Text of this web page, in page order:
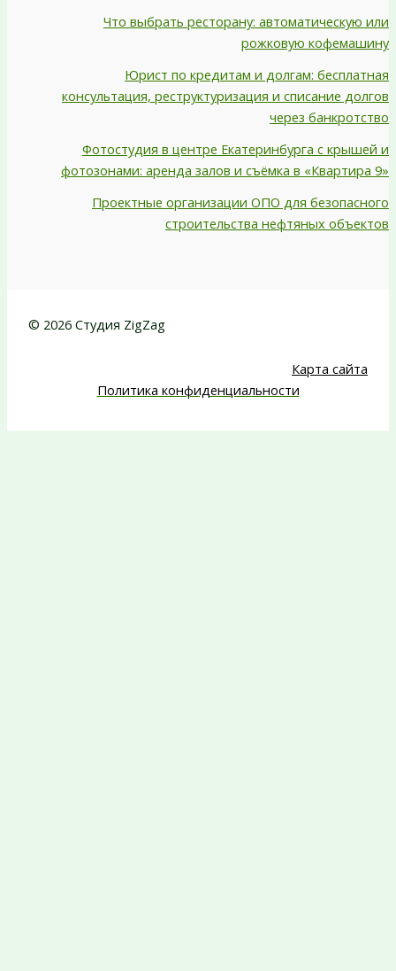
Что выбрать ресторану: автоматическую или
рожковую кофемашину
Юрист по кредитам и долгам: бесплатная
консультация, реструктуризация и списание долгов
через банкротство
Фотостудия в центре Екатеринбурга с крышей и
фотозонами: аренда залов и съёмка в «Квартира 9»
Проектные организации ОПО для безопасного
строительства нефтяных объектов
© 2026 Студия ZigZag
Карта сайта
Политика конфиденциальности